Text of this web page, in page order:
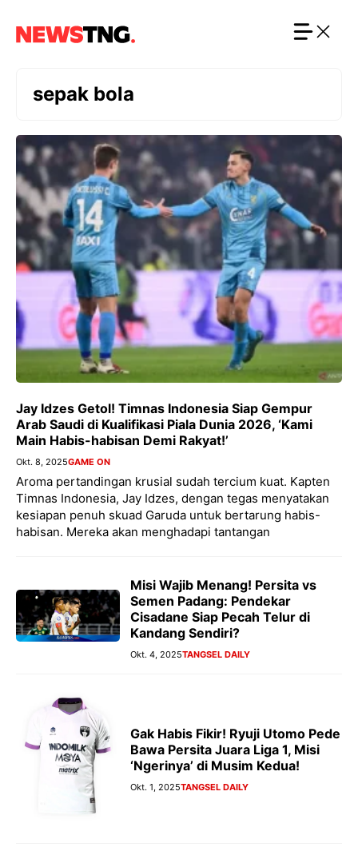
sepak bola
Jay Idzes Getol! Timnas Indonesia Siap Gempur
Arab Saudi di Kualifikasi Piala Dunia 2026, ‘Kami
Main Habis-habisan Demi Rakyat!’
Okt. 8, 2025GAME ON
Aroma pertandingan krusial sudah tercium kuat. Kapten
Timnas Indonesia, Jay Idzes, dengan tegas menyatakan
kesiapan penuh skuad Garuda untuk bertarung habis-
habisan. Mereka akan menghadapi tantangan
Misi Wajib Menang! Persita vs
Semen Padang: Pendekar
Cisadane Siap Pecah Telur di
Kandang Sendiri?
Okt. 4, 2025TANGSEL DAILY
Gak Habis Fikir! Ryuji Utomo Pede
Bawa Persita Juara Liga 1, Misi
‘Ngerinya’ di Musim Kedua!
Okt. 1, 2025TANGSEL DAILY